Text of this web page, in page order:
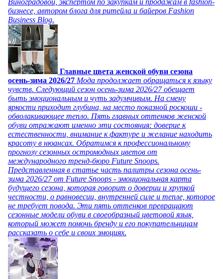
Виноградовой, экспертом по закупкам и продажам в fashion-
бизнесе, автором блога для ритейла и байеров Fashion
Business Blog.
Главные цвета женской обуви сезона
осень-зима 2026/27 Мода продолжает обращаться к языку
чувств. Следующий сезон осень-зима 2026/27 обещает
быть эмоциональным и чуть задумчивым. На смену
яркости приходит глубина, на место показной роскоши -
обволакивающее тепло. Пять главных оттенков женской
обуви отражают именно эти состояния: доверие к
естественности, внимание к фактуре и желание находить
красоту в нюансах. Обратимся к профессиональному
прогнозу сезонных остромодных цветов от
международного тренд-бюро Future Snoops.
Представленная в статье часть палитры сезона осень-
зима 2026/27 от Future Snoops - эмоциональная карта
будущего сезона, которая говорит о доверии и хрупкой
честности, о равновесии, внутренней силе и тепле, которое
не требует повода. Эти пять оттенков превращают
сезонные модели обуви в своеобразный цветовой язык,
который может помочь бренду и его покупательницам
рассказать о себе и своих эмоциях.